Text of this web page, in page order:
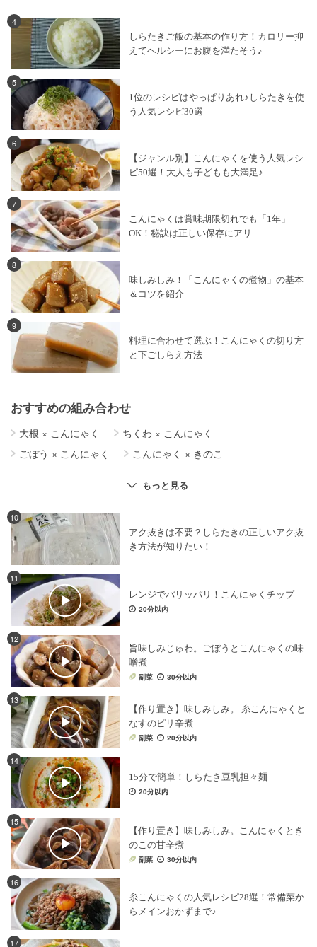
4
しらたきご飯の基本の作り方！カロリー抑
えてヘルシーにお腹を満たそう♪
5
1位のレシピはやっぱりあれ♪しらたきを使
う人気レシピ30選
6
【ジャンル別】こんにゃくを使う人気レシ
ピ50選！大人も子どもも大満足♪
7
こんにゃくは賞味期限切れでも「1年」
OK！秘訣は正しい保存にアリ
8
味しみしみ！「こんにゃくの煮物」の基本
＆コツを紹介
9
料理に合わせて選ぶ！こんにゃくの切り方
と下ごしらえ方法
おすすめの組み合わせ
大根 × こんにゃく ちくわ × こんにゃく
ごぼう × こんにゃく こんにゃく × きのこ
こんにゃく ×健康・ヘルシーレシピ
こんにゃく×チーズ
もっと見る
10
アク抜きは不要？しらたきの正しいアク抜
き方法が知りたい！
11
レンジでパリッパリ！こんにゃくチップ
20分以内
12
旨味しみじゅわ。ごぼうとこんにゃくの味
噌煮
副菜 30分以内
13
【作り置き】味しみしみ。 糸こんにゃくと
なすのピリ辛煮
副菜 20分以内
14
15分で簡単！しらたき豆乳担々麺
20分以内
15
【作り置き】味しみしみ。こんにゃくとき
のこの甘辛煮
副菜 30分以内
16
糸こんにゃくの人気レシピ28選！常備菜か
らメインおかずまで♪
17